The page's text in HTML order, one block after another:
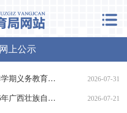
网上公示
2026-07-31
关于柳州市2026年秋季学期义务教育阶段教辅拟推荐目录的公示
2026-07-21
柳州市教育局关于2026年广西壮族自治区教书育人先进工作者拟推荐人选的公示